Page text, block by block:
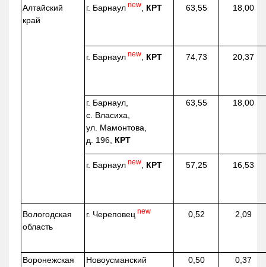
Алтайский
край
г. Барнаул new КРТ 63,55 18,00
г. Барнаул new КРТ 74,73 20,37
г. Барнаул,
с. Власиха,
ул. Мамонтова,
д. 196, КРТ
63,55 18,00
г. Барнаул new КРТ 57,25 16,53
Вологодская
область
г. Череповец new 0,52 2,09
Воронежская
Новоусманский
0,50 0,37